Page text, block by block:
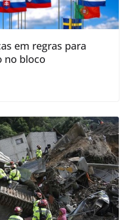
em regras para
no bloco